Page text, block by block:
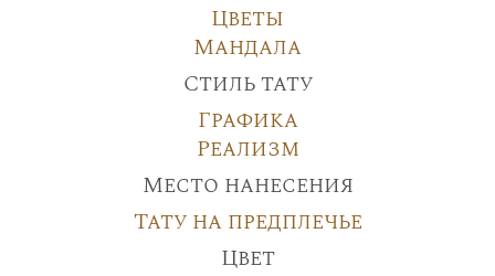
Цветы
Мандала
Стиль тату
Графика
Реализм
Место нанесения
Тату на предплечье
Цвет